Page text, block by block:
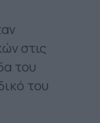
στις
του
του